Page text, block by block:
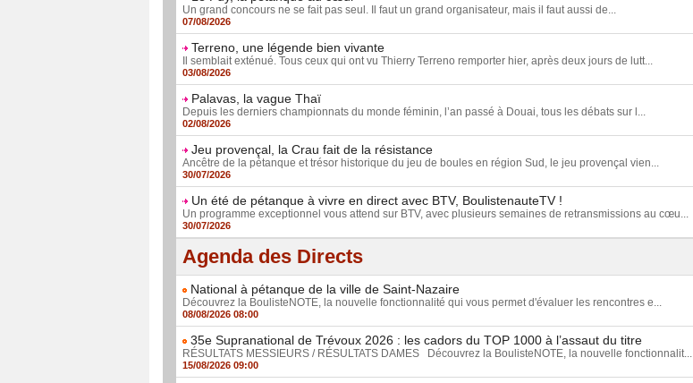
Un grand concours ne se fait pas seul. Il faut un grand organisateur, mais il faut aussi de...
07/08/2026
Terreno, une légende bien vivante
Il semblait exténué. Tous ceux qui ont vu Thierry Terreno remporter hier, après deux jours de lutt...
03/08/2026
Palavas, la vague Thaï
Depuis les derniers championnats du monde féminin, l’an passé à Douai, tous les débats sur l...
02/08/2026
Jeu provençal, la Crau fait de la résistance
Ancêtre de la pétanque et trésor historique du jeu de boules en région Sud, le jeu provençal vien...
30/07/2026
Un été de pétanque à vivre en direct avec BTV, BoulistenauteTV !
Un programme exceptionnel vous attend sur BTV, avec plusieurs semaines de retransmissions au cœu...
30/07/2026
Agenda des Directs
National à pétanque de la ville de Saint-Nazaire
Découvrez la BoulisteNOTE, la nouvelle fonctionnalité qui vous permet d'évaluer les rencontres e...
08/08/2026 08:00
35e Supranational de Trévoux 2026 : les cadors du TOP 1000 à l’assaut du titre
RÉSULTATS MESSIEURS / RÉSULTATS DAMES Découvrez la BoulisteNOTE, la nouvelle fonctionnalit...
15/08/2026 09:00